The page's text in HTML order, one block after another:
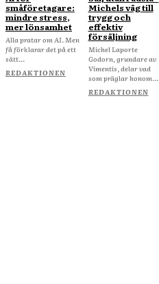
småföretagare:
mindre stress,
mer lönsamhet
Alla pratar om AI. Men
få förklarar det på ett
sätt...
REDAKTIONEN
Michels väg till
trygg och
effektiv
försäljning
Michel Laporte
Godorn, grundare av
Vimentis, delar vad
som präglar honom...
REDAKTIONEN